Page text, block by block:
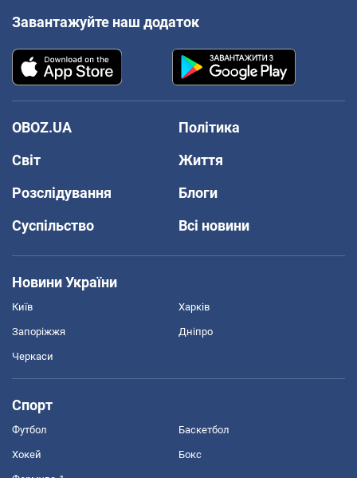
Завантажуйте наш додаток
OBOZ.UA
Політика
Світ
Життя
Розслідування
Блоги
Суспільство
Всі новини
Новини України
Київ Харків
Запоріжжя Дніпро
Черкаси
Спорт
Футбол Баскетбол
Хокей Бокс